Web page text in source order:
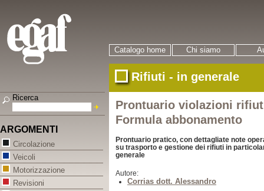
Catalogo home Chi siamo
Rifiuti - in generale
Prontuario violazioni
Formula abbonamento
Prontuario pratico, con dettagliate note
su trasporto e gestione dei rifiuti in
generale
Autore:
Corrias dott. Alessandro
Ricerca
ARGOMENTI
Circolazione
Veicoli
Motorizzazione
Revisioni